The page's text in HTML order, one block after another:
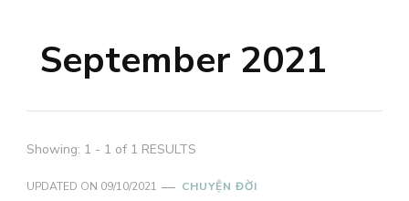
September 2021
Showing: 1 - 1 of 1 RESULTS
UPDATED ON 09/10/2021 CHUYỆN ĐỜI